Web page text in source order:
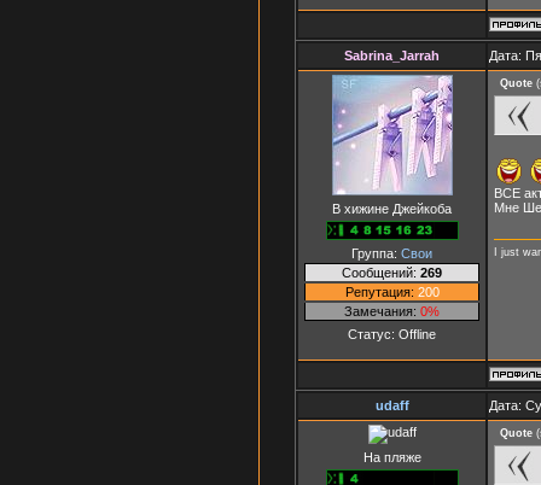
Sabrina_Jarrah Дата:
В хижине Джейкоба
Группа: Свои
Сообщений: 269
Репутация: 200
Замечания: 0%
Статус: Offline
Quote (
ВСЕ
Мне
I just
udaff Дата:
На пляже
Quote (